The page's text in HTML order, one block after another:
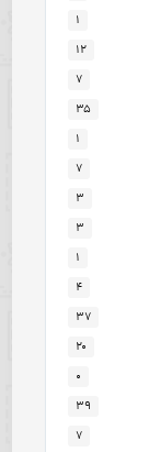
۱
۱۲
۷
۳۵
۱
۷
۳
۳
۱
۴
۳۷
۲۰
۰
۳۹
۷